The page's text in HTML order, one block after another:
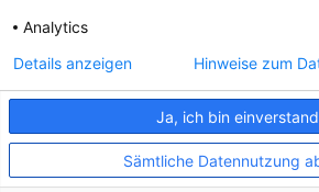
DKMS SPENDENKONTO
DKMS Donor Center gGmbH
IBAN: DE64641500200000255556
BIC: SOLADES1TUB
Analytics
Ja, ich bin
Sämtliche Datennutzung
Details anzeigen Hinweise zum